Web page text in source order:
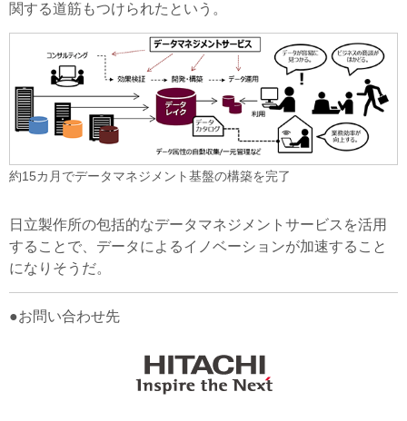
関する道筋もつけられたという。
約15カ月でデータマネジメント基盤の構築を完了
日立製作所の包括的なデータマネジメントサービスを活用
することで、データによるイノベーションが加速すること
になりそうだ。
●お問い合わせ先